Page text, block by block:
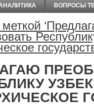
ВОПРОСЫ
‘